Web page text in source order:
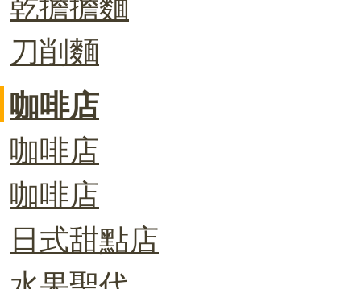
刀削麵
咖啡店
咖啡店
咖啡店
日式甜點店